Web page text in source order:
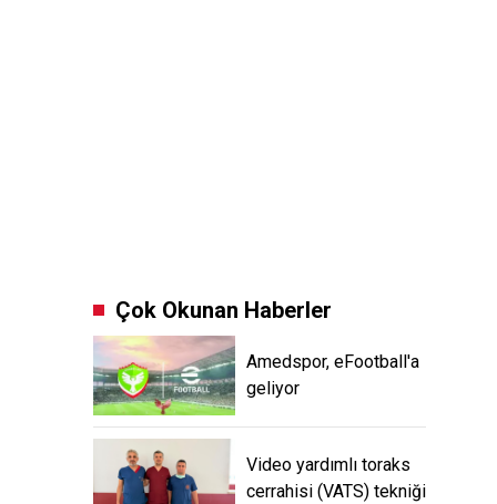
Çok Okunan Haberler
Amedspor, eFootball'a
geliyor
Video yardımlı toraks
cerrahisi (VATS) tekniği